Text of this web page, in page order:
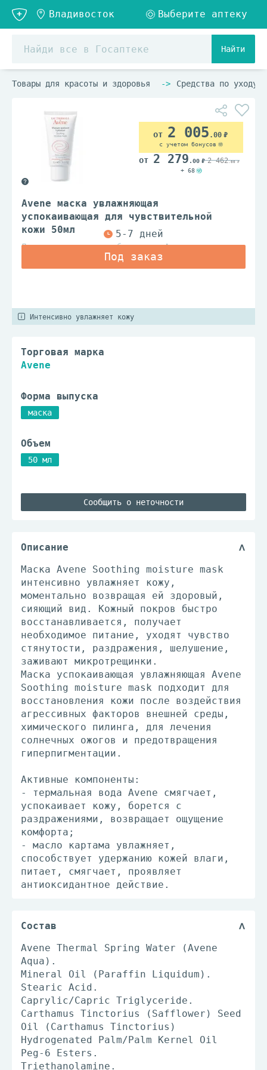
Найти
Товары для красоты и здоровья Средства по уходу
Avene маска увлажняющая
успокаивающая для чувствительной
кожи 50мл
Дерматологические лаборатории Авен
2 005 .00
с учетом бонусов
2 279 .00 2 462.00
+ 68
Интенсивно увлажняет кожу
Торговая марка
Avene
Форма выпуска
маска
Объем
50 мл
Сообщить о неточности
Описание
Маска Avene Soothing moisture mask
интенсивно увлажняет кожу,
моментально возвращая ей здоровый,
сияющий вид. Кожный покров быстро
восстанавливается, получает
необходимое питание, уходят чувство
стянутости, раздражения, шелушение,
заживают микротрещинки.
Маска успокаивающая увлажняющая Avene
Soothing moisture mask подходит для
восстановления кожи после воздействия
агрессивных факторов внешней среды,
химического пилинга, для лечения
солнечных ожогов и предотвращения
гиперпигментации.
Активные компоненты:
- термальная вода Avene смягчает,
успокаивает кожу, борется с
раздражениями, возвращает ощущение
комфорта;
- масло картама увлажняет,
способствует удержанию кожей влаги,
питает, смягчает, проявляет
антиоксидантное действие.
Состав
Avene Thermal Spring Water (Avene
Aqua).
Mineral Oil (Paraffin Liquidum).
Stearic Аcid.
Caprylic/Capric Triglyceride.
Carthamus Tinctorius (Safflower) Seed
Oil (Carthamus Tinctorius)
Hydrogenated Palm/Palm Kernel Oil
Peg-6 Esters.
Triethanolamine.